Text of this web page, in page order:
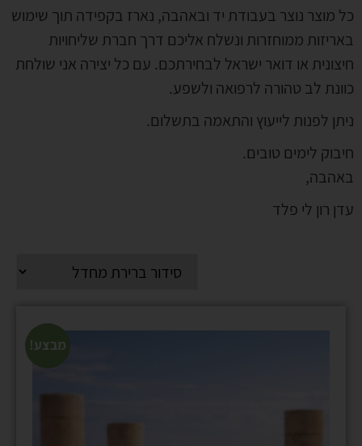
כל מוצר נוצר בעבודת יד ובאהבה, נארז בקפידה תוך שימוש
באריזות ממוחזרות ונשלח אליכם דרך חברת שליחויות
חיצונית או דואר ישראל לבחירתכם. עם כל יצירה אני שולחת
כוונת לב טהורה לרפואה ולשפע.
ניתן לפנות לייעוץ והתאמה בתשלום.
חיבוק לימים טובים.
באהבה,
עדן רון לי פלד
מבצע!